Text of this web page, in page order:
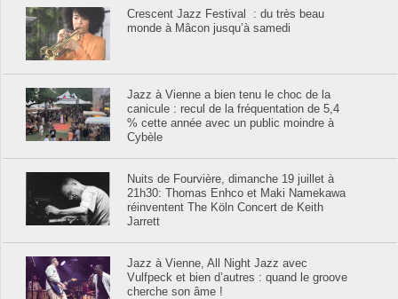
Crescent Jazz Festival : du très beau
monde à Mâcon jusqu’à samedi
Jazz à Vienne a bien tenu le choc de la
canicule : recul de la fréquentation de 5,4
% cette année avec un public moindre à
Cybèle
Nuits de Fourvière, dimanche 19 juillet à
21h30: Thomas Enhco et Maki Namekawa
réinventent The Köln Concert de Keith
Jarrett
Jazz à Vienne, All Night Jazz avec
Vulfpeck et bien d’autres : quand le groove
cherche son âme !